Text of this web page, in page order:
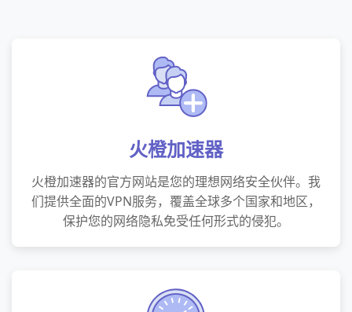
火橙加速器
火橙加速器的官方网站是您的理想网络安全伙伴。我
们提供全面的VPN服务，覆盖全球多个国家和地区，
保护您的网络隐私免受任何形式的侵犯。